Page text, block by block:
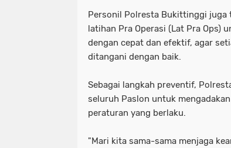
Personil Polresta Bukittinggi juga
latihan Pra Operasi (Lat Pra Ops)
dengan cepat dan efektif, agar
ditangani dengan baik.
Sebagai langkah preventif,
seluruh Paslon untuk
peraturan yang berlaku.
"Mari kita sama-sama menjaga